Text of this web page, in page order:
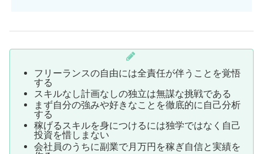
フリーランスの自由には全責任が伴うことを覚悟
する
スキルなし計画なしの独立は無謀な挑戦である
まず自分の強みや好きなことを徹底的に自己分析
する
稼げるスキルを身につけるには独学ではなく自己
投資を惜しまない
会社員のうちに副業で月5万円を稼ぎ自信と実績を